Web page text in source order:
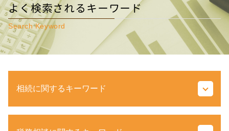
よく検索されるキーワード
Search Keyword
相続に関するキーワード